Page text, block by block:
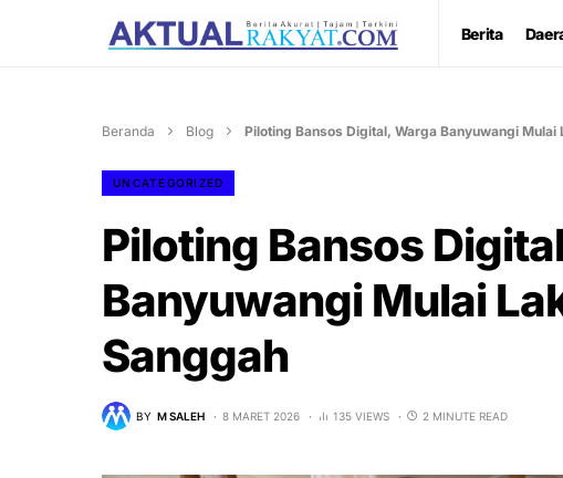
Berita
Beranda Blog Piloting Bansos Digital, Warga Banyuwangi Mulai
UNCATEGORIZED
Piloting Bansos
Banyuwangi Mulai
Sanggah
BY M SALEH 8 MARET 2026 135 VIEWS 2 MINUTE READ